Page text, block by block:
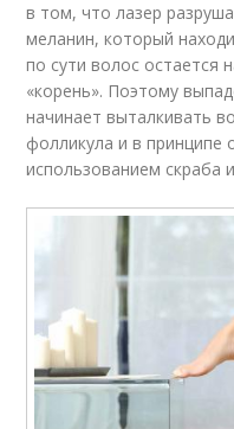
в том, что лазер
меланин, который
по сути волос остается
«корень». Поэтому
начинает выталкивать
фолликула и в принципе
использованием скраба